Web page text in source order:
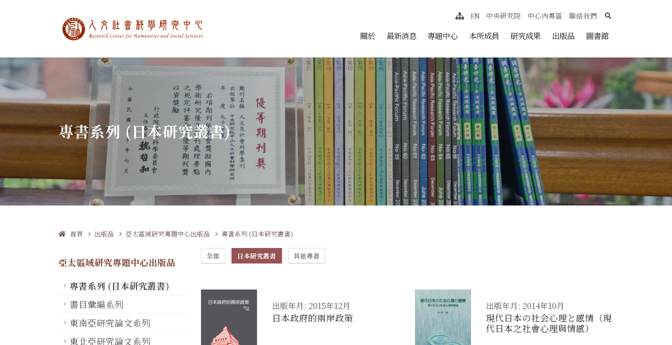
中央研究院人文社會科學研究中心 跳至中央區塊/Main Content
關於 最新消息 專題中心 本所成員 研究成果 出版品 圖書館
網站導覽
EN 中央研究院 中心內專區 聯絡我們 search
:::
專書系列 (日本研究叢書)
首頁 出版品 亞太區域研究專題中心出版品 專書系列 (日本研究叢書)
亞太區域研究專題中心出版品
專書系列 (日本研究叢書)
書目彙編系列
東南亞研究論文系列
東北亞研究論文系列
全部 日本研究叢書 其他專書
出版年月: 2015年12月
日本政府的兩岸政策
出版年月: 2014年10月
現代日本の社会心理と感情（現
代日本之社會心理與情感）